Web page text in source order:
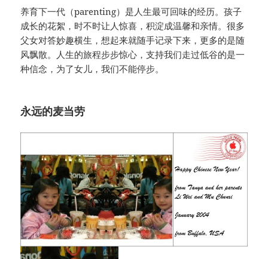
养育下一代（parenting）是人生最可回味的经历。孩子
成长的花絮，时不时让人惊喜，积淀成温馨和亲情。很多
父女对答妙趣横生，想起来就随手记录下来，更多的是随
风飘散。人生的旅程步步惊心，支持我们走过低谷的是一
种信念，为了女儿，我们不能停步。
永远的麦当劳